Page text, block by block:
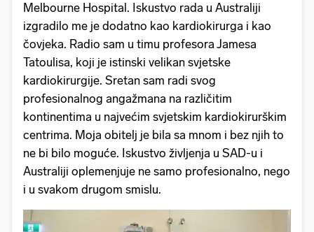
Melbourne Hospital. Iskustvo rada u Australiji
izgradilo me je dodatno kao kardiokirurga i kao
čovjeka. Radio sam u timu profesora Jamesa
Tatoulisa, koji je istinski velikan svjetske
kardiokirurgije. Sretan sam radi svog
profesionalnog angažmana na različitim
kontinentima u najvećim svjetskim kardiokirurškim
centrima. Moja obitelj je bila sa mnom i bez njih to
ne bi bilo moguće. Iskustvo življenja u SAD-u i
Australiji oplemenjuje ne samo profesionalno, nego
i u svakom drugom smislu.